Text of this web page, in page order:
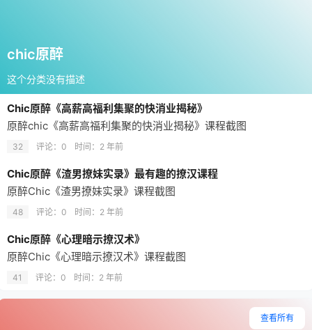
chic原醉
这个分类没有描述
Chic原醉《高薪高福利集聚的快消业揭秘》
原醉chic《高薪高福利集聚的快消业揭秘》课程截图
32 评论：0 时间： 2 年前
Chic原醉《渣男撩妹实录》最有趣的撩汉课程
原醉Chic《渣男撩妹实录》课程截图
48 评论：0 时间： 2 年前
Chic原醉《心理暗示撩汉术》
原醉Chic《心理暗示撩汉术》课程截图
41 评论：0 时间： 2 年前
查看所有